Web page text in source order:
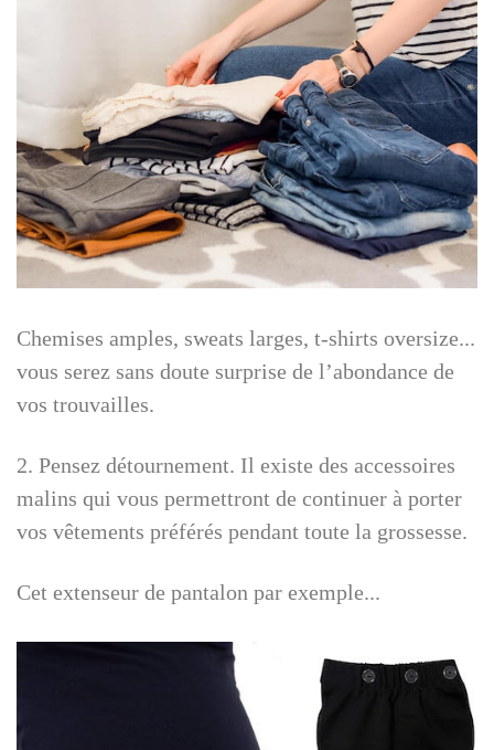
Chemises amples, sweats larges, t-shirts oversize...
vous serez sans doute surprise de l’abondance de
vos trouvailles.
2. Pensez détournement. Il existe des accessoires
malins qui vous permettront de continuer à porter
vos vêtements préférés pendant toute la grossesse.
Cet extenseur de pantalon par exemple...